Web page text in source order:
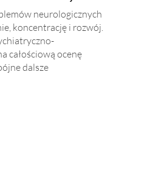
neurologicznych
koncentrację i rozwój.
całościową ocenę
dalsze